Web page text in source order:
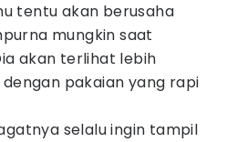
tentu akan berusaha
mungkin saat
akan terlihat lebih
pakaian yang rapi
selalu ingin tampil